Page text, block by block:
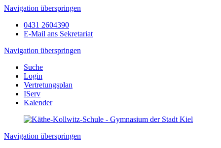
Navigation überspringen
0431 2604390
E-Mail ans Sekretariat
Navigation überspringen
Suche
Login
Vertretungsplan
IServ
Kalender
Navigation überspringen